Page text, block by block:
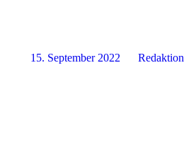
15. September 2022 Redaktion